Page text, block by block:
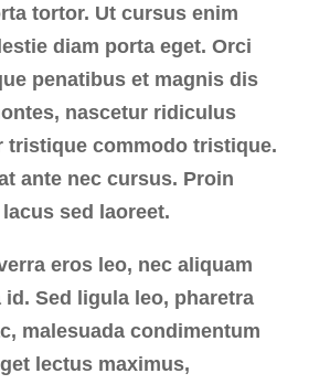
tortor. Ut cursus enim
diam porta eget. Orci
penatibus et magnis dis
nascetur ridiculus
tristique commodo tristique.
ante nec cursus. Proin
sed laoreet.
eros leo, nec aliquam
Sed ligula leo, pharetra
malesuada condimentum
lectus maximus,